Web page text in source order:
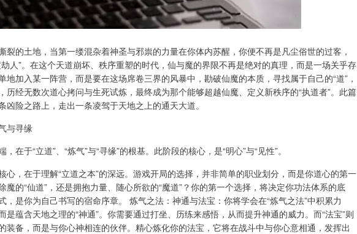
裂的土地，当第一缕混杂着神圣与邪祟的力量在你体内苏醒，你便不再是凡尘俗世的过客，
人”。在这个天道崩坏、秩序重塑的时代，仙与魔的界限不再是绝对的真理，而是一场关乎存
加入某一阵营，而是要在这场席卷三界的风暴中，勘破仙魔的本质，寻找属于自己的“道”，
历经无数次道心拷问与生死试炼，最终成为那个能够超越仙魔、定义新秩序的“执道者”。此篇
险之路上，走出一条凌驾于天地之上的通天大道。
与寻缘
在于“立道”、“炼气”与“寻缘”的根基。此阶段的核心，是“明心”与“见性”。
心，在于理解“立道之本”的深远。游戏开局的选择，并非简单的职业划分，而是你道心的第一
魔的“仙道”，还是拥抱力量、随心所欲的“魔道”？你的第一个选择，将决定你功法体系的底
，是你为自己书写的宿命序章。 炼气之法：神通与法宝：你将学会在“炼气之法”中积累力
蕴含天地之理的“神通”。你需要通过打坐、历练来感悟，从而提升神通的威力。而“法宝”则
装备，而是与你心神相连的伙伴。精心炼化你的法宝，它将在战斗中与你心意相通，发挥出
21.92 0.57% 深证成指 14110.12